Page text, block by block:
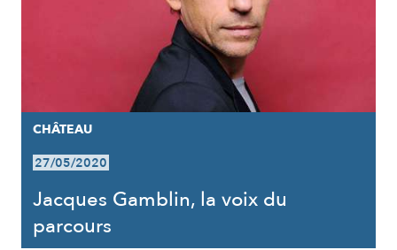
CHÂTEAU
27/05/2020
Jacques Gamblin, la voix du
parcours